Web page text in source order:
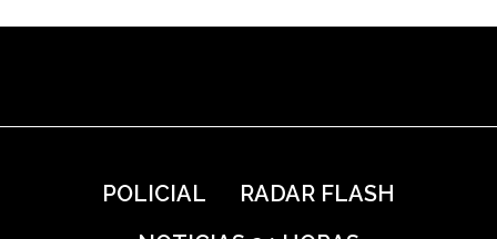
POLICIAL
RADAR FLASH